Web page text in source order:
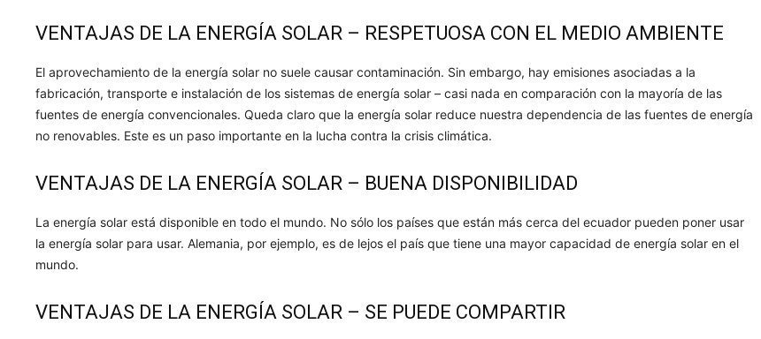
VENTAJAS DE LA ENERGÍA SOLAR – RESPETUOSA CON EL MEDIO AMBIENTE
El aprovechamiento de la energía solar no suele causar contaminación. Sin embargo, hay emisiones asociadas a la
fabricación, transporte e instalación de los sistemas de energía solar – casi nada en comparación con la mayoría de las
fuentes de energía convencionales. Queda claro que la energía solar reduce nuestra dependencia de las fuentes de energía
no renovables. Este es un paso importante en la lucha contra la crisis climática.
VENTAJAS DE LA ENERGÍA SOLAR – BUENA DISPONIBILIDAD
La energía solar está disponible en todo el mundo. No sólo los países que están más cerca del ecuador pueden poner usar
la energía solar para usar. Alemania, por ejemplo, es de lejos el país que tiene una mayor capacidad de energía solar en el
mundo.
VENTAJAS DE LA ENERGÍA SOLAR – SE PUEDE COMPARTIR